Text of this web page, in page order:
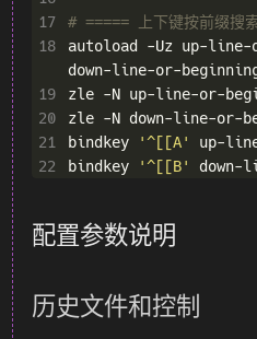
17
# ===== 上下键按前缀搜
18
autoload -Uz up-line-
19
20
21
bindkey '^[[A'
22
bindkey '^[[B'
配置参数说明
历史文件和控制